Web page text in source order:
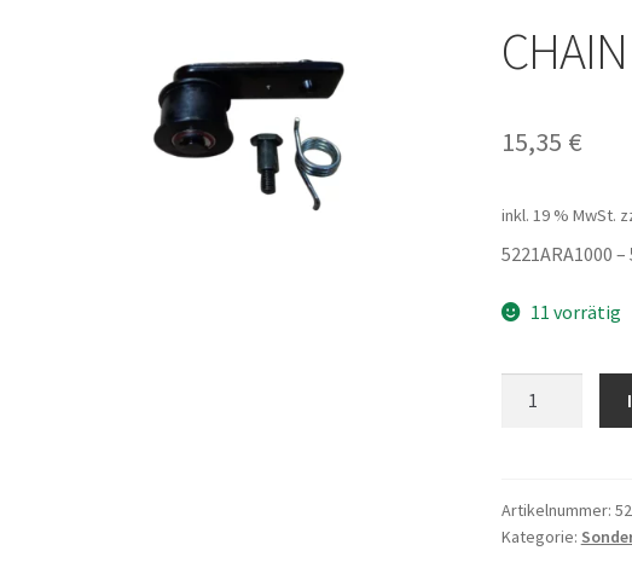
15,35 €
inkl. 19 % MwSt.
5221ARA1000
11 vorrätig
Artikelnummer:
Kategorie: